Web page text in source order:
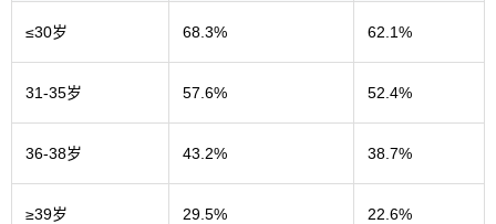
≤30岁 68.3% 62.1%
31-35岁 57.6% 52.4%
36-38岁 43.2% 38.7%
≥39岁 29.5% 22.6%